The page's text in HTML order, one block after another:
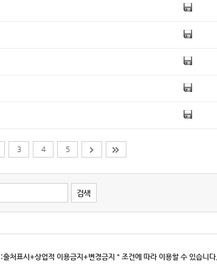
3 4 5
검색
처표시+상업적 이용금지+변경금지 " 조건에 따라 이용할 수 있습니다.